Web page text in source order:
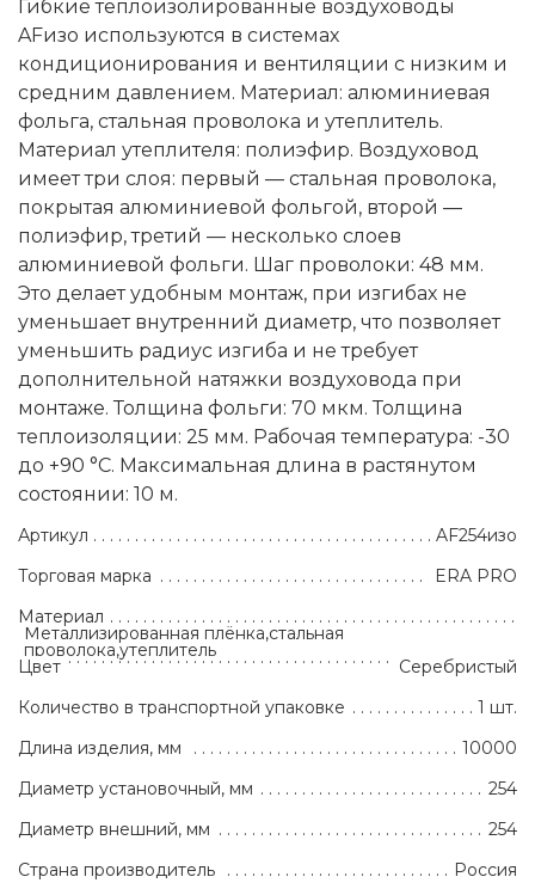
Гибкие теплоизолированные воздуховоды
AFизо используются в системах
кондиционирования и вентиляции с низким и
средним давлением. Материал: алюминиевая
фольга, стальная проволока и утеплитель.
Материал утеплителя: полиэфир. Воздуховод
имеет три слоя: первый — стальная проволока,
покрытая алюминиевой фольгой, второй —
полиэфир, третий — несколько слоев
алюминиевой фольги. Шаг проволоки: 48 мм.
Это делает удобным монтаж, при изгибах не
уменьшает внутренний диаметр, что позволяет
уменьшить радиус изгиба и не требует
дополнительной натяжки воздуховода при
монтаже. Толщина фольги: 70 мкм. Толщина
теплоизоляции: 25 мм. Рабочая температура: -30
до +90 °С. Максимальная длина в растянутом
состоянии: 10 м.
Артикул
AF254изо
Торговая марка
ERA PRO
Материал
Металлизированная плёнка,стальная
проволока,утеплитель
Цвет
Серебристый
Количество в транспортной упаковке
1 шт.
Длина изделия, мм
10000
Диаметр установочный, мм
254
Диаметр внешний, мм
254
Страна производитель
Россия